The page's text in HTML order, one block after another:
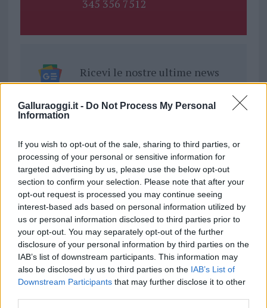
Galluraoggi.it - Do Not Process My Personal
Information
If you wish to opt-out of the sale, sharing to third parties, or
processing of your personal or sensitive information for
targeted advertising by us, please use the below opt-out
section to confirm your selection. Please note that after your
opt-out request is processed you may continue seeing
interest-based ads based on personal information utilized by
us or personal information disclosed to third parties prior to
your opt-out. You may separately opt-out of the further
disclosure of your personal information by third parties on the
IAB’s list of downstream participants. This information may
also be disclosed by us to third parties on the IAB’s List of
Downstream Participants that may further disclose it to other
345 356 7512
Ricevi le nostre ultime news
daGoogle News
Condividi l'articolo
F
a
ce
b
o
o
k
T
w
it
te
r
Pi
n
te
re
st
W
h
at
s
A
p
p
S
h
a
re
Articolo precedente
Prossimo articolo
NOTIZIE RECENTI